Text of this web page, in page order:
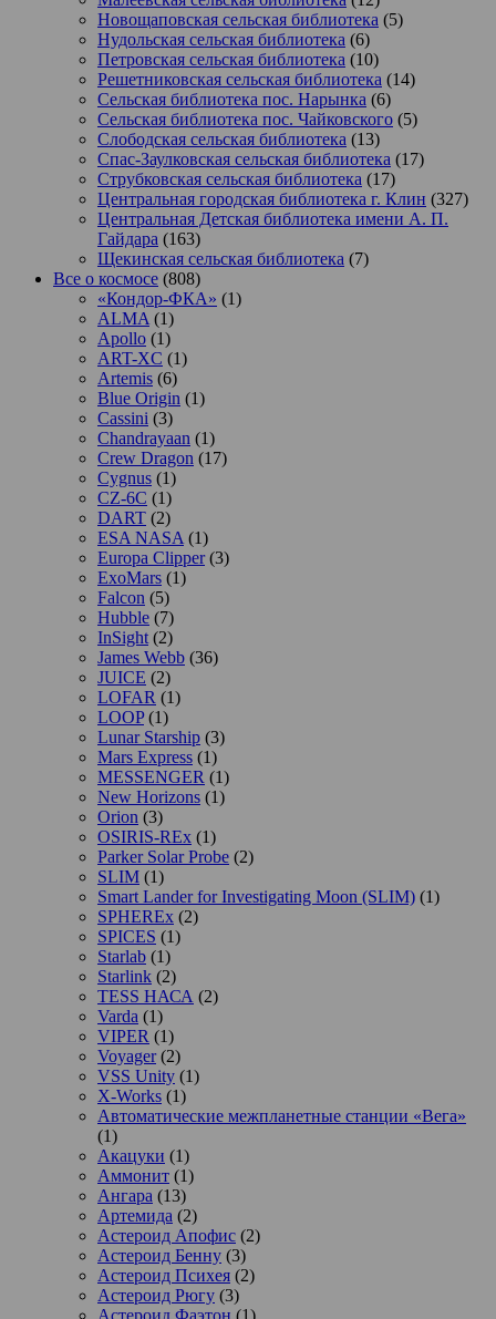
Новощаповская сельская библиотека (5)
Нудольская сельская библиотека (6)
Петровская сельская библиотека (10)
Решетниковская сельская библиотека (14)
Сельская библиотека пос. Нарынка (6)
Сельская библиотека пос. Чайковского (5)
Слободская сельская библиотека (13)
Спас-Заулковская сельская библиотека (17)
Струбковская сельская библиотека (17)
Центральная городская библиотека г. Клин (327)
Центральная Детская библиотека имени А. П.
Гайдара (163)
Щекинская сельская библиотека (7)
Все о космосе (808)
«Кондор-ФКА» (1)
ALMA (1)
Apollo (1)
ART-XC (1)
Artemis (6)
Blue Origin (1)
Cassini (3)
Chandrayaan (1)
Crew Dragon (17)
Cygnus (1)
CZ-6C (1)
DART (2)
ESA NASA (1)
Europa Clipper(3)
ExoMars (1)
Falcon (5)
Hubble (7)
InSight (2)
James Webb (36)
JUICE (2)
LOFAR (1)
LOOP(1)
Lunar Starship (3)
Mars Express (1)
MESSENGER (1)
New Horizons (1)
Orion (3)
OSIRIS-REx (1)
Parker Solar Probe (2)
SLIM (1)
Smart Lander for Investigating Moon (SLIM) (1)
SPHEREx (2)
SPICES (1)
Starlab (1)
Starlink (2)
TESS НАСА (2)
Varda (1)
VIPER (1)
Voyager(2)
VSS Unity (1)
X-Works (1)
Автоматические межпланетные станции «Вега»
(1)
Акацуки (1)
Аммонит (1)
Ангара (13)
Артемида (2)
Астероид Апофис (2)
Астероид Бенну (3)
Астероид Психея (2)
Астероид Рюгу (3)
Астероид Фаэтон (1)